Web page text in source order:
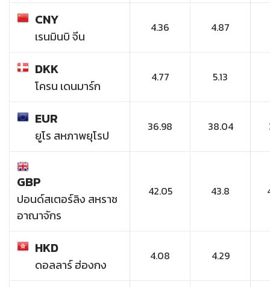
CNY
เรนมินบิ จีน
4.36 4.87
DKK
โครน เดนมาร์ก
4.77 5.13
EUR
ยูโร สหภาพยุโรป
36.98 38.04
GBP
ปอนด์สเตอร์ลิง สหราช
อาณาจักร
42.05 43.8
HKD
ดอลลาร์ ฮ่องกง
4.08 4.29